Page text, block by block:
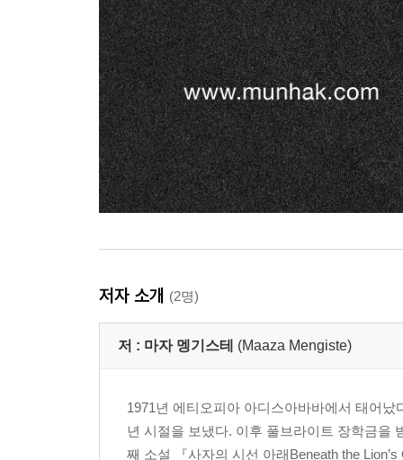
저자 소개 (2명)
저 : 마자 멩기스테 (Maaza Mengiste)
1971년 에티오피아 아디스아바바에서 태어
년 시절을 보냈다. 이후 풀브라이트 장학금을
째 소설 『사자의 시선 아래Beneath the